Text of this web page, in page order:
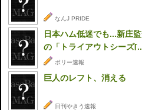
なんJ PRIDE
日本ハム低迷でも...新庄
の「トライアウトシーズ
ポリー速報
巨人のレフト、消える
日刊やきう速報